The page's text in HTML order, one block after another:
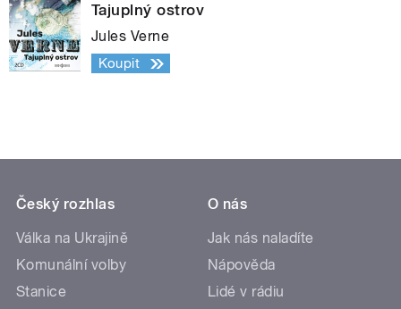
Tajuplný ostrov
Jules Verne
Koupit
Český rozhlas
Válka na Ukrajině
Komunální volby
Stanice
O nás
Jak nás naladíte
Nápověda
Lidé v rádiu